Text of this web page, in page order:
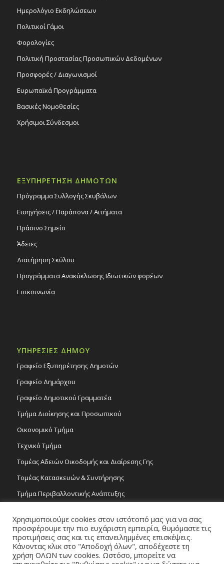
Ημερολόγιο Εκδηλώσεων
Πολιτικοί Γάμοι
Φορολογίες
Πολιτική Προστασίας Προσωπικών Δεδομένων
Προσφορές / Διαγωνισμοί
Ευρωπαϊκά Προγράμματα
Βασικές Νομοθεσίες
Χρήσιμοι Σύνδεσμοι
ΕΞΥΠΗΡΕΤΗΣΗ ΔΗΜΟΤΩΝ
Πρόγραμμα Συλλογής Σκυβάλων
Εισηγήσεις / Παράπονα / Αιτήματα
Πράσινο Σημείο
Άδειες
Διατήρηση Σκύλου
Προγράμματα Ανακύκλωσης Ιδιωτικών φορέων
Επικοινωνία
ΥΠΗΡΕΣΙΕΣ ΔΗΜΟΥ
Γραφείο Εξυπηρέτησης Δημοτών
Γραφείο Δημάρχου
Γραφείο Δημοτικού Γραμματέα
Τμήμα Διοίκησης και Προσωπικού
Οικονομικό Τμήμα
Τεχνικό Τμήμα
Τομέας Αδειών Οικοδομής και Διαίρεσης Γης
Τομέας Κατασκευών & Συντήρησης
Τμήμα Περιβαλλοντικής Ανάπτυξης
Τομέας Γραμμάτων και Τεχνών
Τροχονομία
Χρησιμοποιούμε cookies στον ιστότοπό μας για να σας
προσφέρουμε την πιο ευχάριστη εμπειρία, θυμόμαστε τις
προτιμήσεις σας και τις επανειλημμένες επισκέψεις.
Κάνοντας κλικ στο "Αποδοχή όλων", αποδέχεστε τη
χρήση ΟΛΩΝ των cookies. Ωστόσο, μπορείτε να